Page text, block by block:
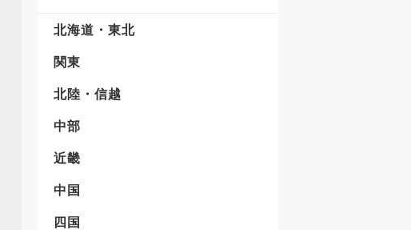
北海道・東北
関東
北陸・信越
中部
近畿
中国
四国